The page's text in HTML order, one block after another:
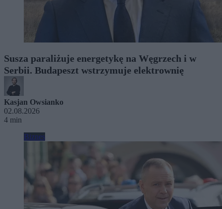
Susza paraliżuje energetykę na Węgrzech i w
Serbii. Budapeszt wstrzymuje elektrownię
Kasjan Owsianko
02.08.2026
4 min
Biznes